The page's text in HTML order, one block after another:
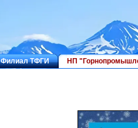
Филиал ТФГИ НП